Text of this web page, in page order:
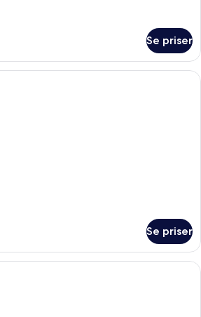
Se priser
Ett modernt hotellrum med en
Se priser
Ett hotellrum med en säng, ett